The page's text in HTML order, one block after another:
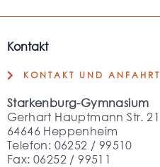
Kontakt
KONTAKT UND ANFAHRT
Starkenburg-Gymnasium
Gerhart Hauptmann Str. 21
64646 Heppenheim
Telefon: 06252 / 99510
Fax: 06252 / 99511